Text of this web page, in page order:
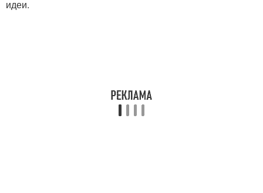
идеи.